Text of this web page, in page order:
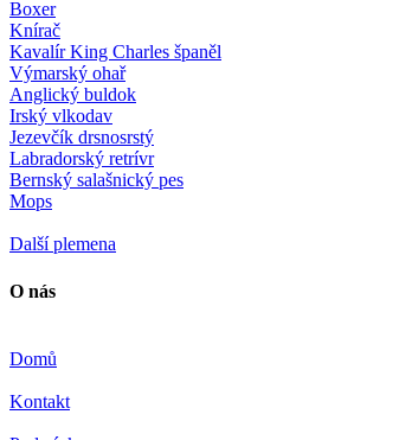
Boxer
Knírač
Kavalír King Charles španěl
Výmarský ohař
Anglický buldok
Irský vlkodav
Jezevčík drsnosrstý
Labradorský retrívr
Bernský salašnický pes
Mops
Další plemena
O nás
Domů
Kontakt